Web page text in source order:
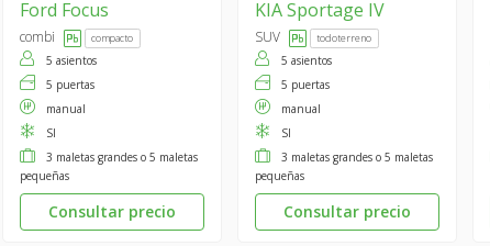
Ford Focus
combi compacto
5 asientos
5 puertas
manual
SI
3 maletas grandes o 5 maletas
pequeñas
Consultar precio
KIASportage IV
SUV todoterreno
5 asientos
5 puertas
manual
SI
3 maletas grandes o 5 maletas
pequeñas
Consultar precio